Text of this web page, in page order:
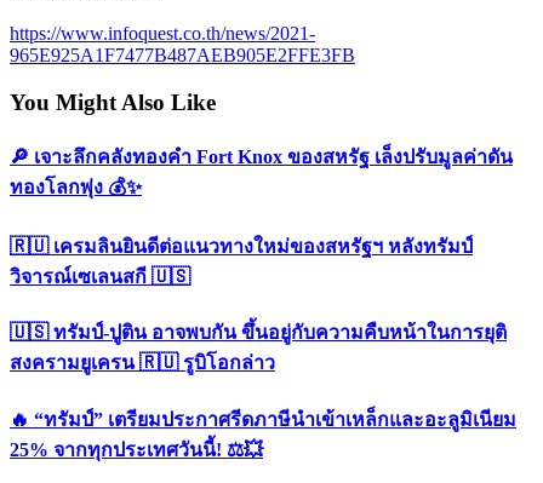
https://www.infoquest.co.th/news/2021-
965E925A1F7477B487AEB905E2FFE3FB
You Might Also Like
🔎 เจาะลึกคลังทองคำ Fort Knox ของสหรัฐ เล็งปรับมูลค่าดัน
ทองโลกพุ่ง 💰✨
🇷🇺 เครมลินยินดีต่อแนวทางใหม่ของสหรัฐฯ หลังทรัมป์
วิจารณ์เซเลนสกี 🇺🇸
🇺🇸 ทรัมป์-ปูติน อาจพบกัน ขึ้นอยู่กับความคืบหน้าในการยุติ
สงครามยูเครน 🇷🇺 รูบิโอกล่าว
🔥 “ทรัมป์” เตรียมประกาศรีดภาษีนำเข้าเหล็กและอะลูมิเนียม
25% จากทุกประเทศวันนี้! ⚖️💥